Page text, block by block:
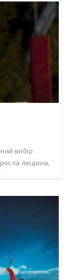
вибір
людина,